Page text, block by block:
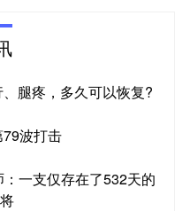
腿疼，多久可以恢复?
波打击
一支仅存在了532天的